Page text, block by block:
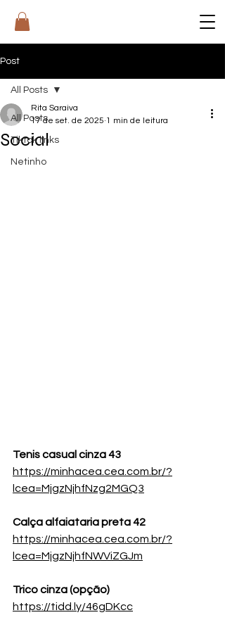
RIT
Post
All Posts
Tiktok links
Netinho
All Posts
Social
Rita Saraiva
17 de set. de 2025 1 min de leitura
Tenis casual cinza 43
https://minhacea.cea.com.br/?
lcea=MjgzNjhfNzg2MGQ3
Calça alfaiataria preta 42
https://minhacea.cea.com.br/?
lcea=MjgzNjhfNWViZGJm
Trico cinza (opção)
https://tidd.ly/46gDKcc